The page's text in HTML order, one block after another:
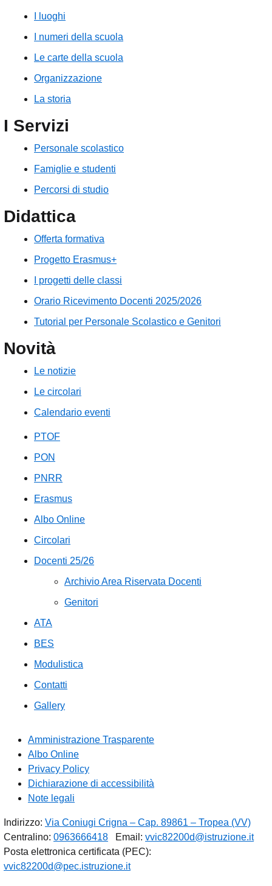
I luoghi
I numeri della scuola
Le carte della scuola
Organizzazione
La storia
I Servizi
Personale scolastico
Famiglie e studenti
Percorsi di studio
Didattica
Offerta formativa
Progetto Erasmus+
I progetti delle classi
Orario Ricevimento Docenti 2025/2026
Tutorial per Personale Scolastico e Genitori
Novità
Le notizie
Le circolari
Calendario eventi
PTOF
PON
PNRR
Erasmus
Albo Online
Circolari
Docenti 25/26
Archivio Area Riservata Docenti
Genitori
ATA
BES
Modulistica
Contatti
Gallery
Amministrazione Trasparente
Albo Online
Privacy Policy
Dichiarazione di accessibilità
Note legali
Indirizzo: Via Coniugi Crigna – Cap. 89861 – Tropea (VV)
Centralino: 0963666418 Email: vvic82200d@istruzione.it
Posta elettronica certificata (PEC):
vvic82200d@pec.istruzione.it